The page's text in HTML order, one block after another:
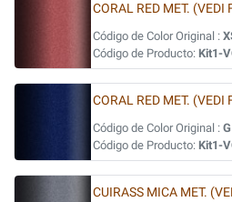
CORAL RED MET. (VEDI
Código de Color Original :
Código de Producto: Kit1-
CORAL RED MET. (VEDI
Código de Color Original : G
Código de Producto: Kit1-
CUIRASS MICA MET.